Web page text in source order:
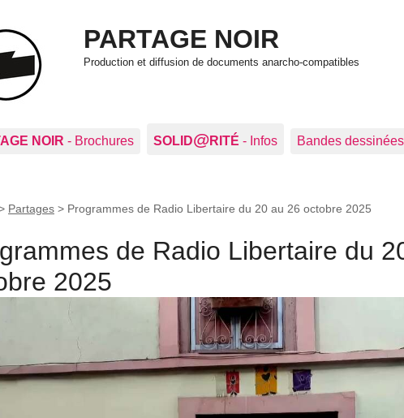
PARTAGE NOIR
Production et diffusion de documents anarcho-compatibles
NOIR - Brochures SOLID@RITÉ - Infos Bandes dessinées
Partages > Programmes de Radio Libertaire du 20 au 26 octobre 2025
de Radio Libertaire du
2025